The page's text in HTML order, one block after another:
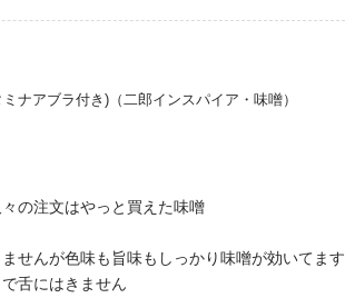
ナアブラ付き)（二郎インスパイア・味噌）
の注文はやっと買えた味噌
せんが色味も旨味もしっかり味噌が効いてます
舌にはきません